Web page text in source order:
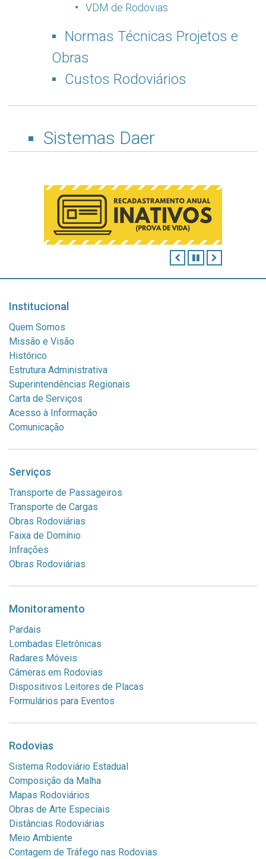
VDM de Rodovias
Normas Técnicas Projetos e
Obras
Custos Rodoviários
Sistemas Daer
ANTERIOR
PAUSAR
Institucional
Quem Somos
Missão e Visão
Histórico
Estrutura Administrativa
Superintendências Regionais
Carta de Serviços
Acesso à Informação
Comunicação
Serviços
Transporte de Passageiros
Transporte de Cargas
Obras Rodoviárias
Faixa de Domínio
Infrações
Obras Rodoviárias
Monitoramento
Pardais
Lombadas Eletrônicas
Radares Móveis
Câmeras em Rodovias
Dispositivos Leitores de Placas
Formulários para Eventos
Rodovias
Sistema Rodoviário Estadual
Composição da Malha
Mapas Rodoviários
Obras de Arte Especiais
Distâncias Rodoviárias
Meio Ambiente
Contagem de Tráfego nas Rodovias